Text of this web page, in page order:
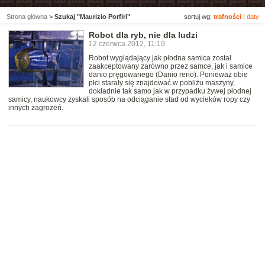
sortuj wg: trafności daty
Strona główna > Szukaj "Maurizio Porfiri"
Robot dla ryb, nie dla ludzi
12 czerwca 2012, 11:19
Robot wyglądający jak płodna samica został
zaakceptowany zarówno przez samce, jak i samice
danio pręgowanego (Danio rerio). Ponieważ obie
płci starały się znajdować w pobliżu maszyny,
dokładnie tak samo jak w przypadku żywej płodnej
samicy, naukowcy zyskali sposób na odciąganie stad od wycieków ropy czy
innych zagrożeń.